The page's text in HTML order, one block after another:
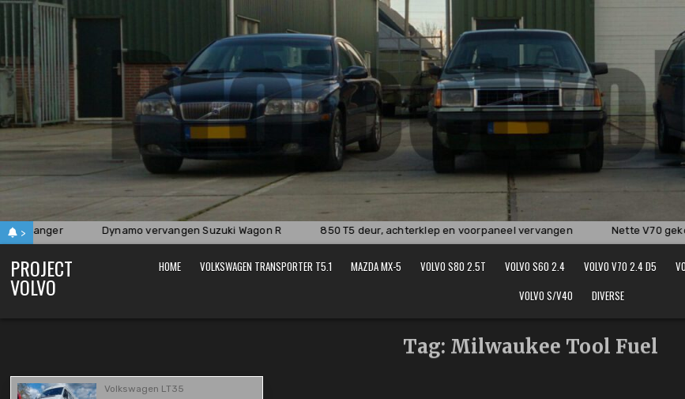
Skip
> Dynamo vervangen Suzuki Wagon R 850 T5 deur, achterklep en voorpaneel vervangen Nette V70
PROJECT
VOLVO
HOME VOLKSWAGEN TRANSPORTER T5.1 MAZDA MX-5 VOLVO S80 2.5T VOLVO S60 2.4 VOLVO V70 2.4 D5
VOLVO S/V40
DIVERSE
Tag: Milwaukee Tool Fuel
Volkswagen LT35